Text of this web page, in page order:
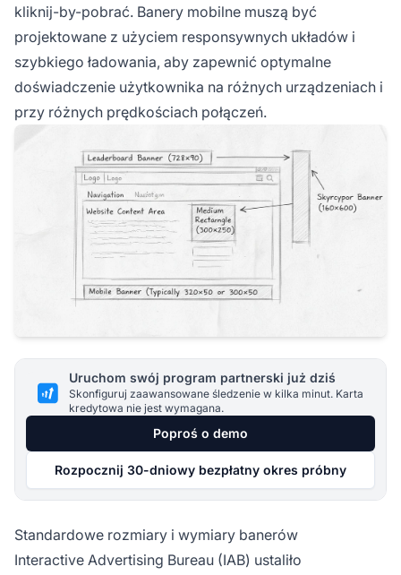
kliknij-by-pobrać. Banery mobilne muszą być
projektowane z użyciem responsywnych układów i
szybkiego ładowania, aby zapewnić optymalne
doświadczenie użytkownika na różnych urządzeniach i
przy różnych prędkościach połączeń.
Uruchom swój program partnerski już dziś
Skonfiguruj zaawansowane śledzenie w kilka minut. Karta
kredytowa nie jest wymagana.
Poproś o demo
Rozpocznij 30-dniowy bezpłatny okres próbny
Standardowe rozmiary i wymiary banerów
Interactive Advertising Bureau (IAB) ustaliło